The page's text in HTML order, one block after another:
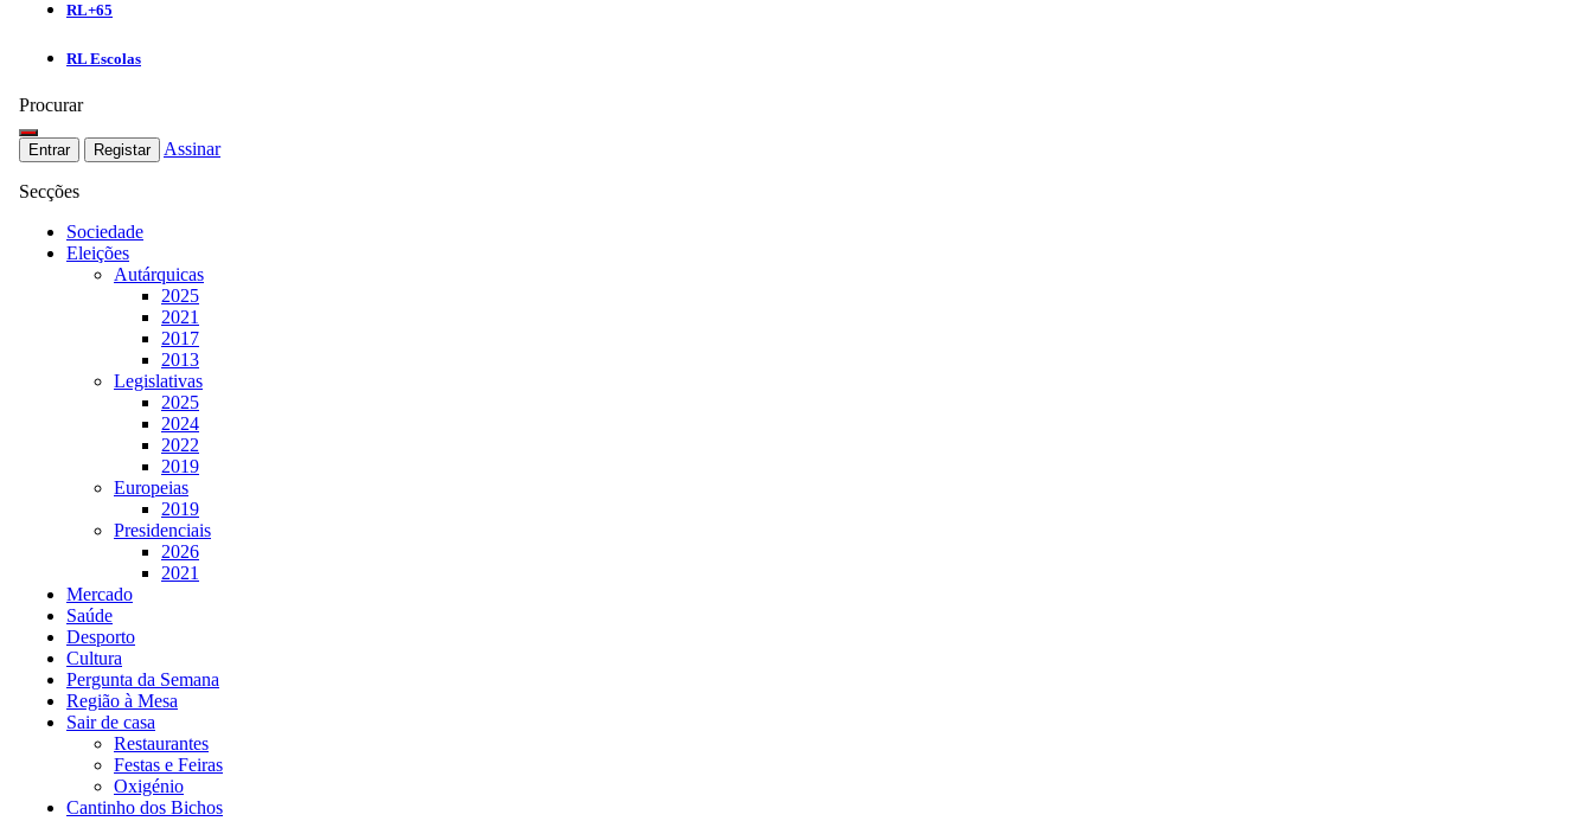
RL+65
RL Escolas
Procurar
Entrar Registar Assinar
Secções
Sociedade
Eleições
Autárquicas
2025
2021
2017
2013
Legislativas
2025
2024
2022
2019
Europeias
2019
Presidenciais
2026
2021
Mercado
Saúde
Desporto
Cultura
Pergunta da Semana
Região à Mesa
Sair de casa
Restaurantes
Festas e Feiras
Oxigénio
Cantinho dos Bichos